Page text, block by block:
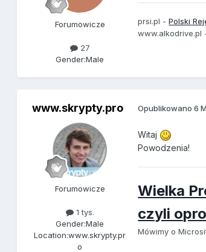
Forumowicze
27
Gender:Male
prsi.pl -Polski
www.alkodrive.pl
www.skrypty.pro
Forumowicze
1 tys.
Gender:Male
Location:www.skrypty.pr
o
Opublikowano6
Witaj
Powodzenia!
Wielka
czyli
Mówimy o